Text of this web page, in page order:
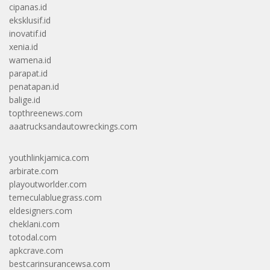
cipanas.id
eksklusif.id
inovatif.id
xenia.id
wamena.id
parapat.id
penatapan.id
balige.id
topthreenews.com
aaatrucksandautowreckings.com
youthlinkjamica.com
arbirate.com
playoutworlder.com
temeculabluegrass.com
eldesigners.com
cheklani.com
totodal.com
apkcrave.com
bestcarinsurancewsa.com